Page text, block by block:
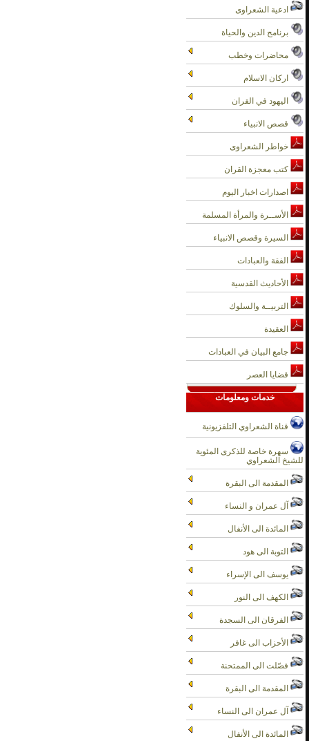
ادعية الشعراوى
برنامج الدين والحياة
محاضرات وخطب
اركان الاسلام
اليهود في القران
قصص الانبياء
خواطر الشعراوى
كتب معجزة القران
اصدارات اخبار اليوم
الأســرة والمرأة المسلمة
السيرة وقصص الانبياء
الفقة والعبادات
الأحاديث القدسية
التربيــة والسلوك
العقيدة
جامع البيان في العبادات
قضايا العصر
خدمات ومعلومات
قناة الشعراوي التلفزيونية
سهرة خاصة للذكرى المئوية
للشيخ الشعراوي
المقدمة الى البقرة
آل عمران و النساء
المائدة الى الأنفال
التوبة الى هود
يوسف الى الإسراء
الكهف الى النور
الفرقان الى السجدة
الأحزاب الى غافر
فصّلت الى الممتحنة
المقدمة الى البقرة
آل عمران الى النساء
المائدة الى الأنفال